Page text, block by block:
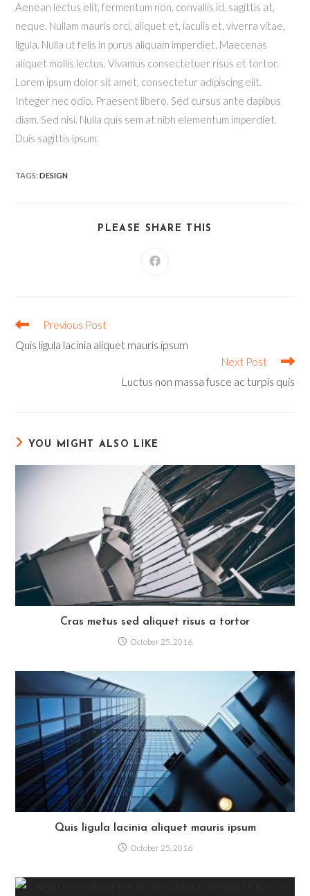
Aenean lectus elit, fermentum non, convallis id, sagittis at,
neque. Nullam mauris orci, aliquet et, iaculis et, viverra vitae,
ligula. Nulla ut felis in purus aliquam imperdiet. Maecenas
aliquet mollis lectus. Vivamus consectetuer risus et tortor.
Lorem ipsum dolor sit amet, consectetur adipiscing elit.
Integer nec odio. Praesent libero. Sed cursus ante dapibus
diam. Sed nisi. Nulla quis sem at nibh elementum imperdiet.
Duis sagittis ipsum.
TAGS:DESIGN
PLEASE SHARE THIS
Opens
Read
articles
Previous Post
Quis ligula lacinia aliquet mauris ipsum
Next Post
Luctus non massa fusce ac turpis quis
YOU MIGHT ALSO LIKE
Cras metus sed aliquet risus a tortor
October 25, 2016
Quis ligula lacinia aliquet mauris ipsum
October 25, 2016